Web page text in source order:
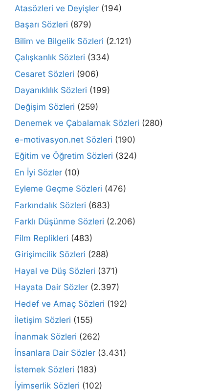
Atasözleri ve Deyişler (194)
Başarı Sözleri (879)
Bilim ve Bilgelik Sözleri (2.121)
Çalışkanlık Sözleri (334)
Cesaret Sözleri (906)
Dayanıklılık Sözleri (199)
Değişim Sözleri (259)
Denemek ve Çabalamak Sözleri (280)
e-motivasyon.net Sözleri (190)
Eğitim ve Öğretim Sözleri (324)
En İyi Sözler (10)
Eyleme Geçme Sözleri (476)
Farkındalık Sözleri (683)
Farklı Düşünme Sözleri (2.206)
Film Replikleri (483)
Girişimcilik Sözleri (288)
Hayal ve Düş Sözleri (371)
Hayata Dair Sözler (2.397)
Hedef ve Amaç Sözleri (192)
İletişim Sözleri (155)
İnanmak Sözleri (262)
İnsanlara Dair Sözler (3.431)
İstemek Sözleri (183)
İyimserlik Sözleri (102)